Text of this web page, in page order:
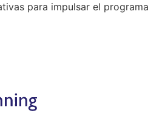
para impulsar el programa